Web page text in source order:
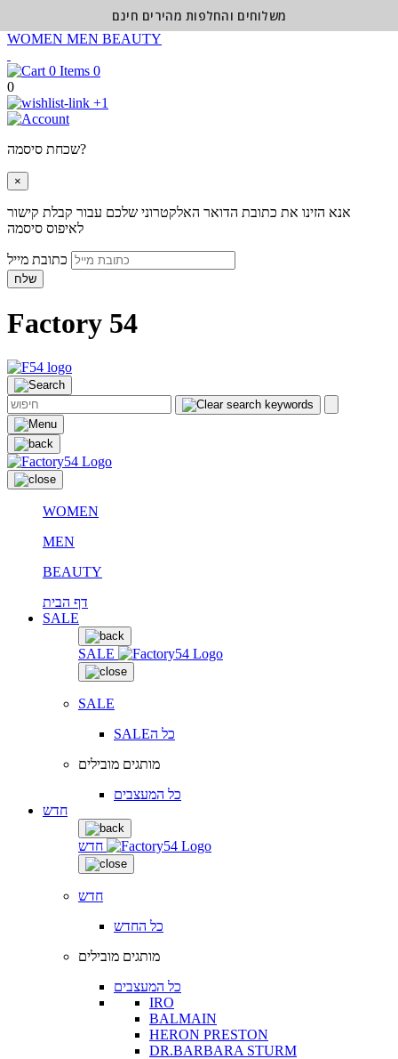
WOMEN MEN BEAUTY
0
0
+1
שכחת סיסמה?
×
אנא הזינו את כתובת הדואר האלקטרוני שלכם עבור קבלת קישור
לאיפוס סיסמה
שלח
Factory 54
WOMEN
MEN
BEAUTY
דף הבית
SALE
SALE
SALE
SALEכל ה
מותגים מובילים
כל המעצבים
חדש
חדש
חדש
כל החדש
מותגים מובילים
כל המעצבים
IRO
BALMAIN
HERON PRESTON
DR.BARBARA STURM
משלוחים והחלפות מהירים חינם